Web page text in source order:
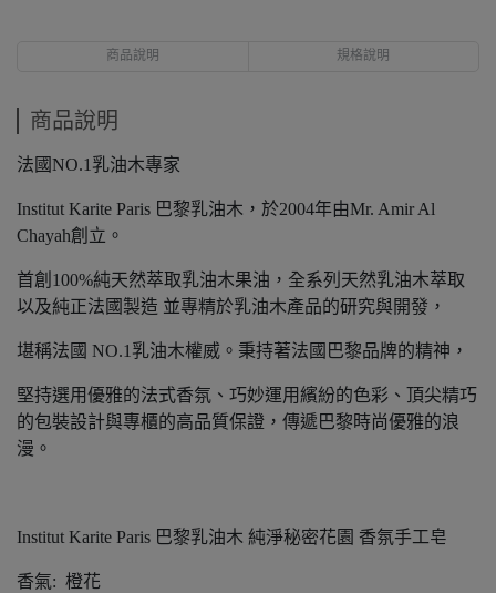
商品說明 規格說明
商品說明
法國NO.1乳油木專家
Institut Karite Paris 巴黎乳油木，於2004年由Mr. Amir Al
Chayah創立。
首創100%純天然萃取乳油木果油，全系列天然乳油木萃取
以及純正法國製造 並專精於乳油木產品的研究與開發，
堪稱法國 NO.1乳油木權威。秉持著法國巴黎品牌的精神，
堅持選用優雅的法式香氛、巧妙運用繽紛的色彩、頂尖精巧
的包裝設計與專櫃的高品質保證，傳遞巴黎時尚優雅的浪
漫。
Institut Karite Paris 巴黎乳油木 純淨秘密花園 香氛手工皂
香氣: 橙花